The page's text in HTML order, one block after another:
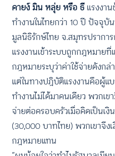
คายง์ มิน หลุ่ย หรือ ธีแรงงา
ทำงานในไทยกว่า 10 ปี ปัจจุบั
มูลนิธิรักษ์ไทย จ.สมุทรปรากา
แรงงานเข้าระบบถูกกฎหมายที่
กฎหมายระบุว่าค่าใช้จ่ายดังก
แต่ในทางปฎิบัติแรงงานคือผู้แ
ทำงานไม่ได้มาคนเดียว พวกเ
จ่ายต่อครอบครัวเมื่อคิดเป็นเ
(30,000 บาทไทย) พวกเขาจึ
กฎหมายแทน